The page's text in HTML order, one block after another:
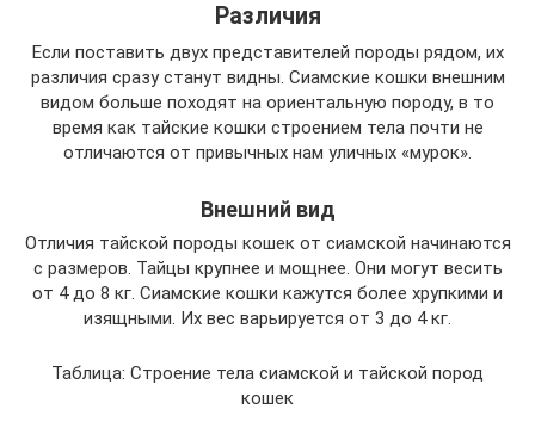
Различия
Если поставить двух представителей породы рядом, их
различия сразу станут видны. Сиамские кошки внешним
видом больше походят на ориентальную породу, в то
время как тайские кошки строением тела почти не
отличаются от привычных нам уличных «мурок».
Внешний вид
Отличия тайской породы кошек от сиамской начинаются
с размеров. Тайцы крупнее и мощнее. Они могут весить
от 4 до 8 кг. Сиамские кошки кажутся более хрупкими и
изящными. Их вес варьируется от 3 до 4 кг.
Таблица: Строение тела сиамской и тайской пород
кошек